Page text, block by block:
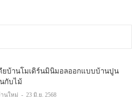
ยบ้านโมเดิร์นมินิมอลออกแบบบ้านปูน
กับไม้
นใหม่ - 23 มิ.ย. 2568